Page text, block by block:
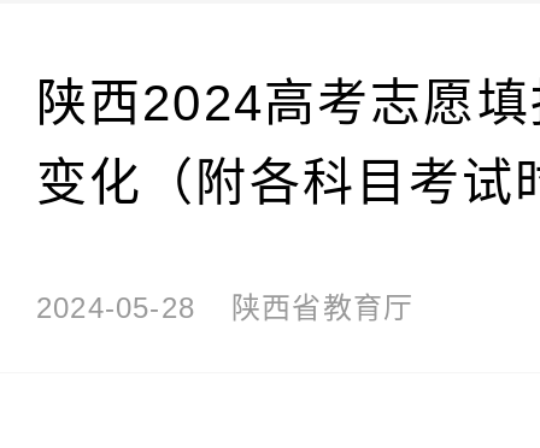
陕西2024高考志愿
变化（附各科目考试
2024-05-28 陕西省教育厅